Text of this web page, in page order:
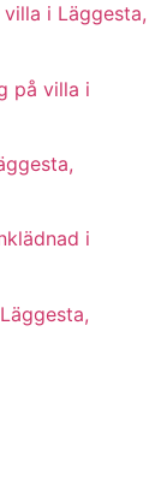
i Läggesta,
på villa i
i